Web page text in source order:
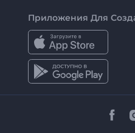
Приложения Для